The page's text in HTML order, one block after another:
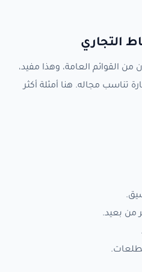
التجاري
القوائم العامة، وهذا مفيد،
تناسب مجاله. هنا أمثلة أكثر
من بعيد.